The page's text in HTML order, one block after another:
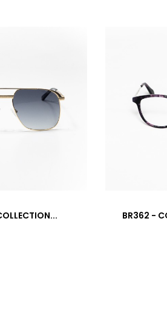
BR362 -